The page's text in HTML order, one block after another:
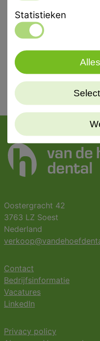
Clan maat passer voor
Oostergracht 42
3763 LZ Soest
Nederland
Contact
Bedrijfsinformatie
Vacatures
LinkedIn
Privacy policy
Statistieken